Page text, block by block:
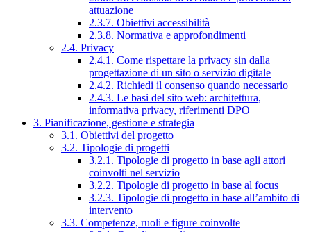
attuazione
2.3.7. Obiettivi accessibilità
2.3.8. Normativa e approfondimenti
2.4. Privacy
2.4.1. Come rispettare la privacy sin dalla
progettazione di un sito o servizio digitale
2.4.2. Richiedi il consenso quando necessario
2.4.3. Le basi del sito web: architettura,
informativa privacy, riferimenti DPO
3. Pianificazione, gestione e strategia
3.1. Obiettivi del progetto
3.2. Tipologie di progetti
3.2.1. Tipologie di progetto in base agli attori
coinvolti nel servizio
3.2.2. Tipologie di progetto in base al focus
3.2.3. Tipologie di progetto in base all’ambito di
intervento
3.3. Competenze, ruoli e figure coinvolte